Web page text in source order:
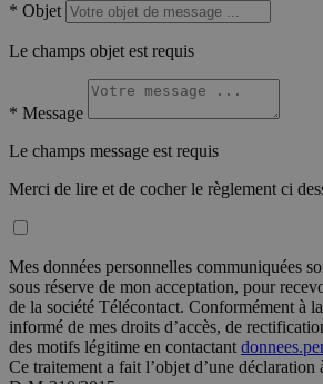
* Objet
Le champs objet est requis
* Message
Le champs message est requis
Merci de lire et de cocher le règlement ci
Mes données personnelles communiquées
sous réserve de mon acceptation, pour
de la société Télécontact. Conformément à
informé de mes droits d’accès, de
des motifs légitime en contactant
Ce traitement a fait l’objet d’une